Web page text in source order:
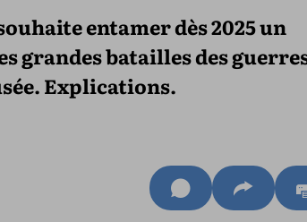
entamer dès 2025 un
grandes batailles des
Explications.